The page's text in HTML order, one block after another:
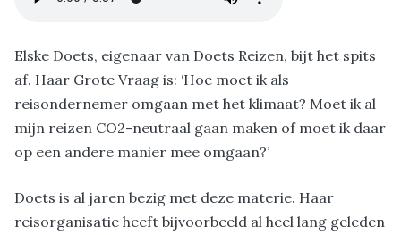
Elske Doets, eigenaar van Doets Reizen, bijt het spits
af. Haar Grote Vraag is: ‘Hoe moet ik als
reisondernemer omgaan met het klimaat? Moet ik al
mijn reizen CO2-neutraal gaan maken of moet ik daar
op een andere manier mee omgaan?’
Doets is al jaren bezig met deze materie. Haar
reisorganisatie heeft bijvoorbeeld al heel lang geleden